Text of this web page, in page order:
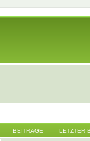
BEITRÄGE LETZTER